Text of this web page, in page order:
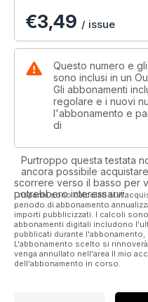
€3,49 / issue
Questo numero e
sono inclusi in un
Gli abbonamenti
regolare e i nuovi
l'abbonamento e
di
Purtroppo questa testata
ancora possibile
scorrere verso il basso per
potrebbero interessarvi.
I risparmi sono calcolati
periodo di abbonamento
importi pubblicizzati. I calcoli
abbonamenti digitali includono
pubblicati durante
L'abbonamento scelto si
venga annullato nell'area Il mio
dell'abbonamento in corso.